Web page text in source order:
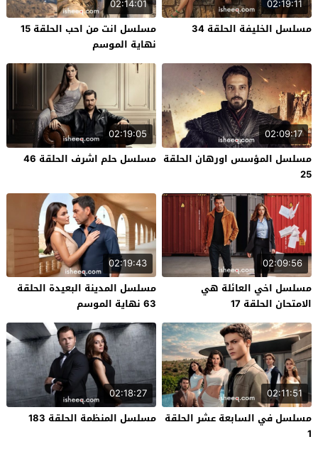
02:19:11
مسلسل الخليفة الحلقة 34
02:14:01
مسلسل انت من احب الحلقة 15
نهاية الموسم
02:09:17
مسلسل المؤسس اورهان الحلقة
25
02:19:05
مسلسل حلم اشرف الحلقة 46
02:09:56
مسلسل اخي العائلة هي
الامتحان الحلقة 17
02:19:43
مسلسل المدينة البعيدة الحلقة
63 نهاية الموسم
02:11:51
مسلسل في السابعة عشر الحلقة
1
02:18:27
مسلسل المنظمة الحلقة 183